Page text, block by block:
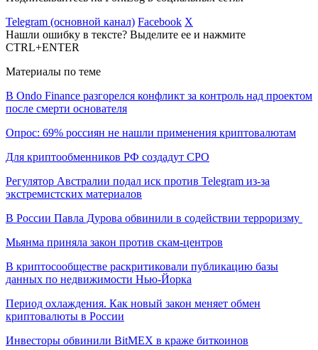
Telegram (основной канал) Facebook X
Нашли ошибку в тексте? Выделите ее и нажмите
CTRL+ENTER
Материалы по теме
В Ondo Finance разгорелся конфликт за контроль над проектом
после смерти основателя
Опрос: 69% россиян не нашли применения криптовалютам
Для криптообменников РФ создадут СРО
Регулятор Австралии подал иск против Telegram из-за
экстремистских материалов
В России Павла Дурова обвинили в содействии терроризму
Мьянма приняла закон против скам-центров
В криптосообществе раскритиковали публикацию базы
данных по недвижимости Нью-Йорка
Период охлаждения. Как новый закон меняет обмен
криптовалюты в России
Инвесторы обвинили BitMEX в краже биткоинов